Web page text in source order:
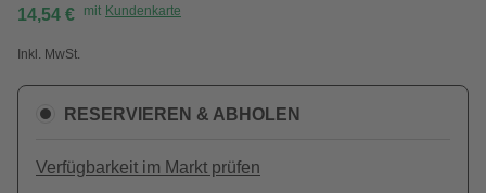
14,54 € mit Kundenkarte
Inkl. MwSt.
RESERVIEREN & ABHOLEN
Verfügbarkeit im Markt prüfen